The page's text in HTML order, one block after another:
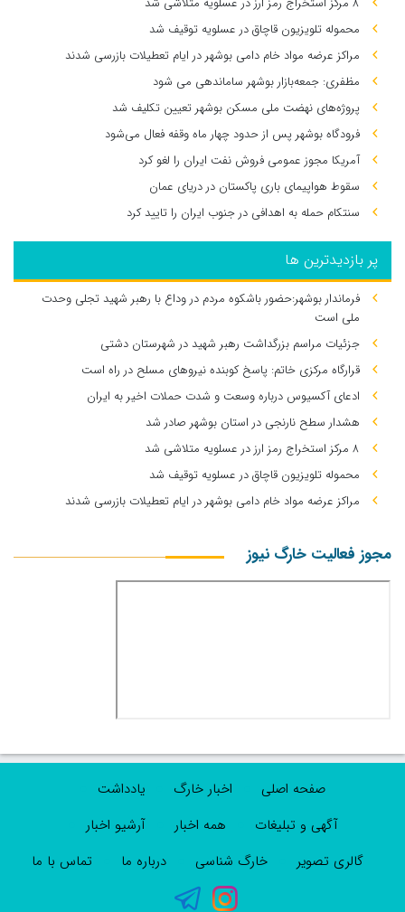
محموله تلویزیون قاچاق در عسلویه توقیف شد
مراکز عرضه مواد خام دامی بوشهر در ایام تعطیلات بازرسی شدند
مظفری: جمعه‌بازار بوشهر ساماندهی می‌ شود
پروژه‌های نهضت ملی مسکن بوشهر تعیین تکلیف شد
فرودگاه بوشهر پس از حدود چهار ماه وقفه فعال می‌شود
آمریکا مجوز عمومی فروش نفت ایران را لغو کرد
سقوط هواپیمای باری پاکستان در دریای عمان
سنتکام حمله به اهدافی در جنوب ایران را تایید کرد
پر بازدیدترین ها
فرماندار بوشهر:حضور باشکوه مردم در وداع با رهبر شهید تجلی وحدت
ملی است
جزئیات مراسم بزرگداشت رهبر شهید در شهرستان دشتی
قرارگاه مرکزی خاتم: پاسخ کوبنده نیروهای مسلح در راه است
ادعای آکسیوس درباره وسعت و شدت حملات اخیر به ایران
هشدار سطح نارنجی در استان بوشهر صادر شد
۸ مرکز استخراج رمز ارز در عسلویه متلاشی شد
محموله تلویزیون قاچاق در عسلویه توقیف شد
مراکز عرضه مواد خام دامی بوشهر در ایام تعطیلات بازرسی شدند
مجوز فعالیت خارگ نیوز
صفحه اصلی اخبار خارگ
یادداشت
آگهی و تبلیغات
همه اخبار
آرشیو اخبار
گالری تصویر
خارگ شناسی درباره ما تماس با ما